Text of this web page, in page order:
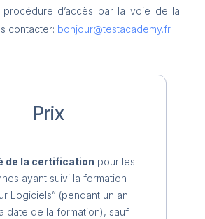
procédure d’accès par la voie de la
contacter: bonjour@testacademy.fr
Prix
de la certification pour les
ayant suivi la formation
Logiciels” (pendant un an
date de la formation), sauf